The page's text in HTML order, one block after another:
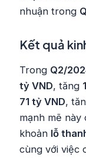
nhuận trong
Kết quả
Trong Q2/
tỷ VND, tăng
71 tỷ VND,
mạnh mẽ này
khoản lỗ
cùng với việc